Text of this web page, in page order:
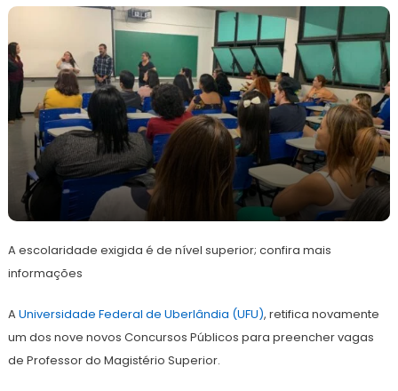
junho
de
Redação
A escolaridade exigida é de nível superior; confira mais
informações
AUniversidade Federal de Uberlândia (UFU), retifica novamente
um dos nove novos Concursos Públicos para preencher vagas
de Professor do Magistério Superior.